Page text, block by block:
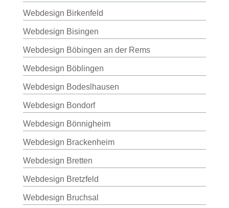
Webdesign Birkenfeld
Webdesign Bisingen
Webdesign Böbingen an der Rems
Webdesign Böblingen
Webdesign Bodeslhausen
Webdesign Bondorf
Webdesign Bönnigheim
Webdesign Brackenheim
Webdesign Bretten
Webdesign Bretzfeld
Webdesign Bruchsal